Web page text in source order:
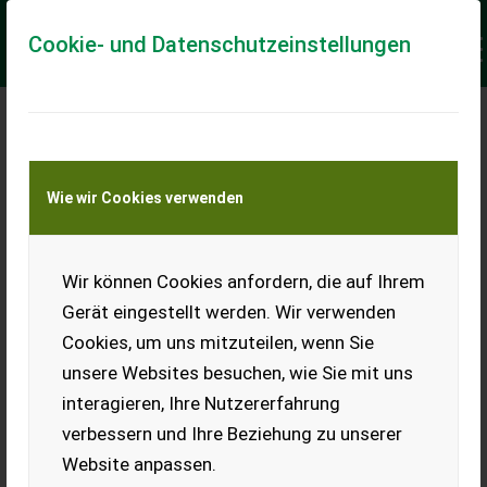
Cookie- und Datenschutzeinstellungen
Wie wir Cookies verwenden
Wir können Cookies anfordern, die auf Ihrem
Gerät eingestellt werden. Wir verwenden
Cookies, um uns mitzuteilen, wenn Sie
unsere Websites besuchen, wie Sie mit uns
interagieren, Ihre Nutzererfahrung
verbessern und Ihre Beziehung zu unserer
Website anpassen.
Meine Transportkostenanfrage
Transport von Land- und Baumaschinen –
KEINE Tiertransporte
Ladeort
Ort